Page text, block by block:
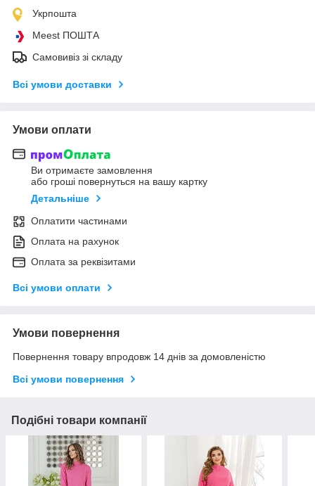
Укрпошта
Meest ПОШТА
Самовивіз зі складу
Всі умови доставки
Умови оплати
Ви отримаєте замовлення
або гроші повернуться на вашу картку
Детальніше
Оплатити частинами
Оплата на рахунок
Оплата за реквізитами
Всі умови оплати
Умови повернення
Повернення товару впродовж 14 днів за домовленістю
Всі умови повернення
Подібні товари компанії